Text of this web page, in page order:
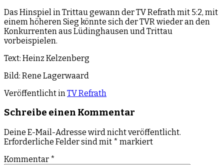
Das Hinspiel in Trittau gewann der TV Refrath mit 5:2, mit
einem höheren Sieg könnte sich der TVR wieder an den
Konkurrenten aus Lüdinghausen und Trittau
vorbeispielen.
Text: Heinz Kelzenberg
Bild: Rene Lagerwaard
Veröffentlicht in TV Refrath
Schreibe einen Kommentar
Deine E-Mail-Adresse wird nicht veröffentlicht.
Erforderliche Felder sind mit * markiert
Kommentar *